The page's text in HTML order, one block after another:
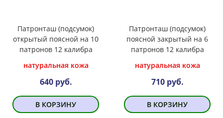
Патронташ (подсумок)
открытый поясной на 10
патронов 12 калибра
натуральная кожа
640 руб.
В КОРЗИНУ
Патронташ (подсумок)
поясной закрытый на 6
патронов 12 калибра
натуральная кожа
710 руб.
В КОРЗИНУ